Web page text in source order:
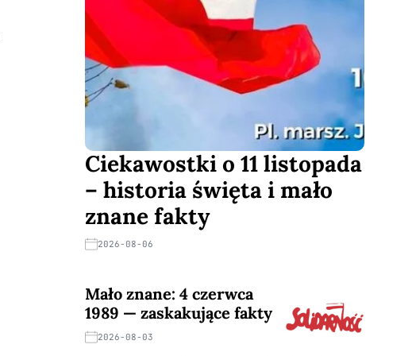
Ciekawostki o 11 listopada
– historia święta i mało
znane fakty
2026-08-06
Mało znane: 4 czerwca
1989 — zaskakujące fakty
2026-08-03